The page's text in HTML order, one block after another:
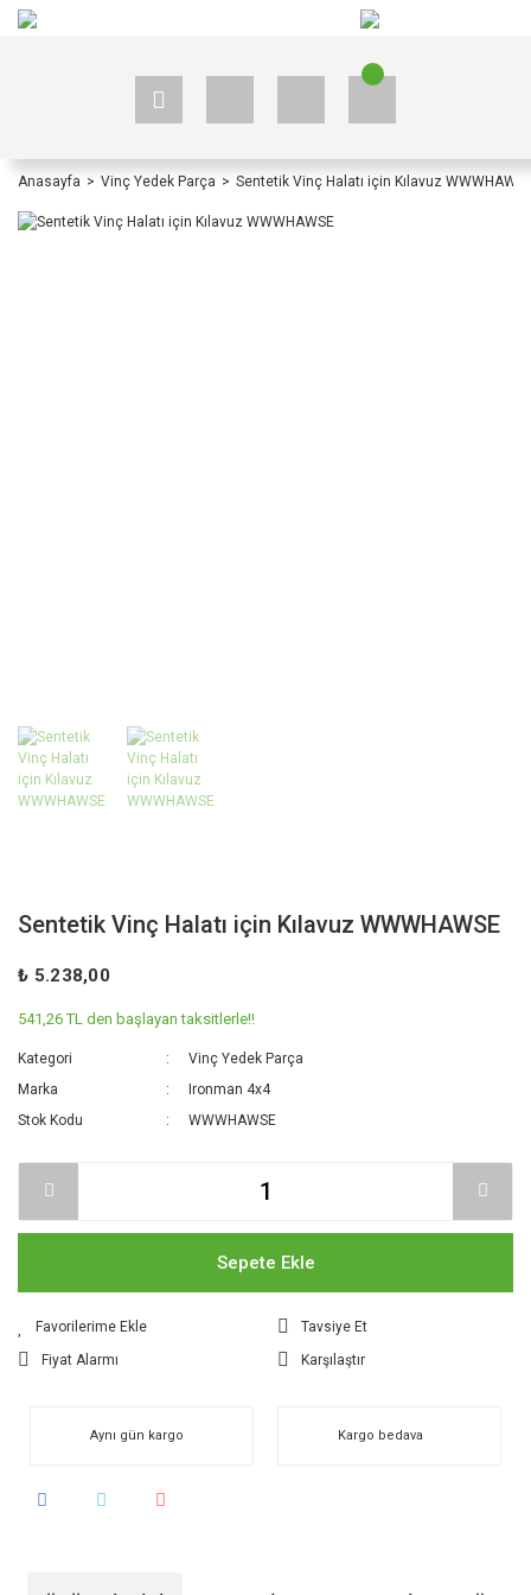
Anasayfa Vinç Yedek Parça Sentetik Vinç Halatı için Kılavuz
Sentetik Vinç Halatı için Kılavuz WWWHAWSE
₺ 5.238,00
541,26 TL den başlayan taksitlerle!!
Kategori
Vinç Yedek Parça
Marka
Ironman 4x4
Stok Kodu
WWWHAWSE
Sepete Ekle
Tavsiye Et
Fiyat Alarmı
Karşılaştır
Aynı gün kargo Kargo bedava